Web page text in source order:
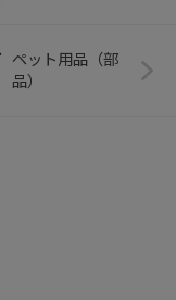
ペット用品（部
品）